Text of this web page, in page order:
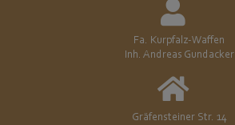
Fa. Kurpfalz-Waffen
Inh. Andreas Gundacker
Gräfensteiner Str. 14